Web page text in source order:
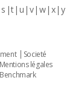
s t u v w x y
Societé
Mentions légales